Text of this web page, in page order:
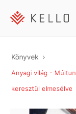
Könyvek
Anyagi világ -
keresztül elmesélve